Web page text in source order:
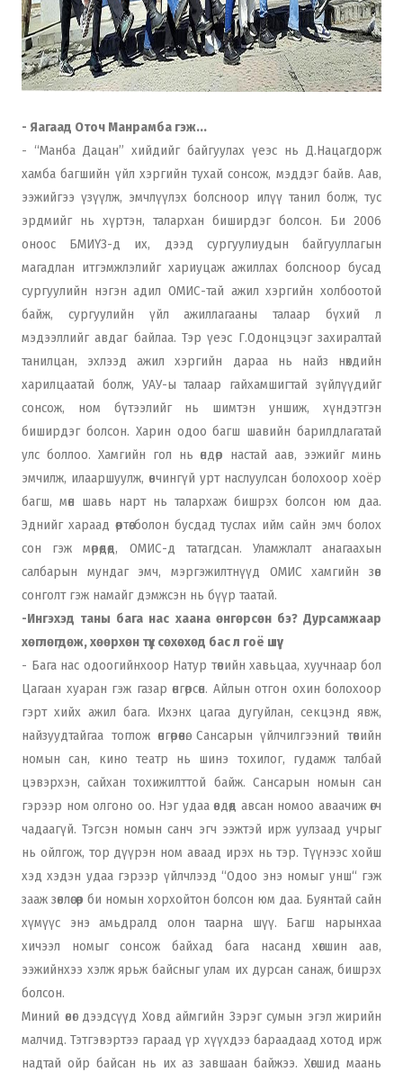
- Яагаад Оточ Манрамба гэж...
- “Манба Дацан” хийдийг байгуулах үеэс нь Д.Нацагдорж
хамба багшийн үйл хэргийн тухай сонсож, мэддэг байв. Аав,
ээжийгээ үзүүлж, эмчлүүлэх болсноор илүү танил болж, тус
эрдмийг нь хүртэн, талархан биширдэг болсон. Би 2006
оноос БМИҮЗ-д их, дээд сургуулиудын байгууллагын
магадлан итгэмжлэлийг хариуцаж ажиллах болсноор бусад
сургуулийн нэгэн адил ОМИС-тай ажил хэргийн холбоотой
байж, сургуулийн үйл ажиллагааны талаар бүхий л
мэдээллийг авдаг байлаа. Тэр үеэс Г.Одонцэцэг захиралтай
танилцан, эхлээд ажил хэргийн дараа нь найз нөхдийн
харилцаатай болж, УАУ-ы талаар гайхамшигтай зүйлүүдийг
сонсож, ном бүтээлийг нь шимтэн уншиж, хүндэтгэн
биширдэг болсон. Харин одоо багш шавийн барилдлагатай
улс боллоо. Хамгийн гол нь өндөр настай аав, ээжийг минь
эмчилж, илааршуулж, өвчингүй урт наслуулсан болохоор хоёр
багш, мөн шавь нарт нь талархаж бишрэх болсон юм даа.
Эднийг хараад өөртөө болон бусдад туслах ийм сайн эмч болох
сон гэж мөрөөдөөд, ОМИС-д татагдсан. Уламжлалт анагаахын
салбарын мундаг эмч, мэргэжилтнүүд ОМИС хамгийн зөв
сонголт гэж намайг дэмжсэн нь бүүр таатай.
-Ингэхэд таны бага нас хаана өнгөрсөн бэ? Дурсамжаар
хөглөгдөж, хөөрхөн түүх сөхөхөд бас л гоё шүү.
- Бага нас одоогийнхоор Натур төвийн хавьцаа, хуучнаар бол
Цагаан хуаран гэж газар өнгөрсөн. Айлын отгон охин болохоор
гэрт хийх ажил бага. Ихэнх цагаа дугуйлан, секцэнд явж,
найзуудтайгаа тоглож өнгөрөөнө. Сансарын үйлчилгээний төвийн
номын сан, кино театр нь шинэ тохилог, гудамж талбай
цэвэрхэн, сайхан тохижилттой байж. Сансарын номын сан
гэрээр ном олгоно оо. Нэг удаа өвдөөд авсан номоо аваачиж өгч
чадаагүй. Тэгсэн номын санч эгч ээжтэй ирж уулзаад учрыг
нь ойлгож, тор дүүрэн ном аваад ирэх нь тэр. Түүнээс хойш
хэд хэдэн удаа гэрээр үйлчлээд “Одоо энэ номыг унш“ гэж
зааж зөвлөсөөр би номын хорхойтон болсон юм даа. Буянтай сайн
хүмүүс энэ амьдралд олон таарна шүү. Багш нарынхаа
хичээл номыг сонсож байхад бага насанд хөгшин аав,
ээжийнхээ хэлж ярьж байсныг улам их дурсан санаж, бишрэх
болсон.
Миний өвөг дээдсүүд Ховд аймгийн Зэрэг сумын эгэл жирийн
малчид. Тэтгэвэртээ гараад үр хүүхдээ бараадаад хотод ирж
надтай ойр байсан нь их аз завшаан байжээ. Хөгшид маань